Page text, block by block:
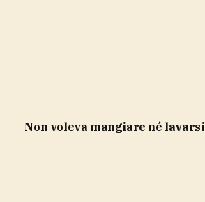
Non voleva mangiare né lavarsi